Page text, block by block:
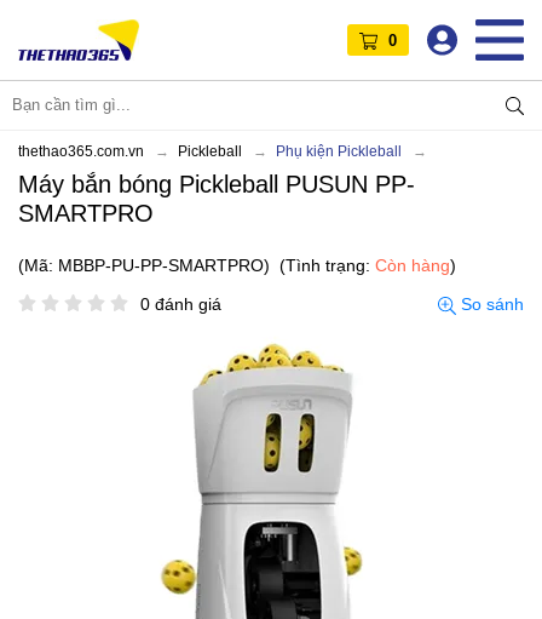
0
thethao365.com.vn Pickleball Phụ kiện Pickleball
Máy bắn bóng Pickleball PUSUN PP-
SMARTPRO
(Mã: MBBP-PU-PP-SMARTPRO) (Tình trạng: Còn hàng)
0 đánh giá
So sánh